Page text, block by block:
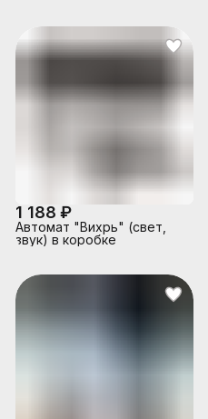
1 188 ₽
Автомат "Вихрь" (свет,
звук) в коробке